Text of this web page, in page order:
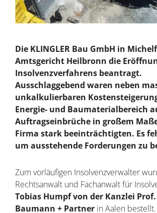
Die KLINGLER Bau GmbH in
Amtsgericht Heilbronn die
Insolvenzverfahrens beantragt.
Ausschlaggebend waren neben
unkalkulierbaren
Energie- und Baumaterialbereich
Auftragseinbrüche in großem
Firma stark beeinträchtigten. Es
um ausstehende Forderungen zu
Zum vorläufigen Insolvenzverwalter
Rechtsanwalt und Fachanwalt für
Tobias Humpf von der Kanzlei
Baumann + Partner in Aalen